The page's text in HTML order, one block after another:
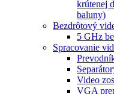
krútenej
baluny)
Bezdrôtový
5 GHz
Spracovanie
Video
VGA